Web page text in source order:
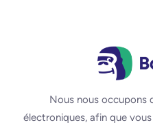
Nous nous occupons
électroniques, afin que